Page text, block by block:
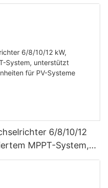
6/8/10/12
MPPT-System,
von bis zu 9